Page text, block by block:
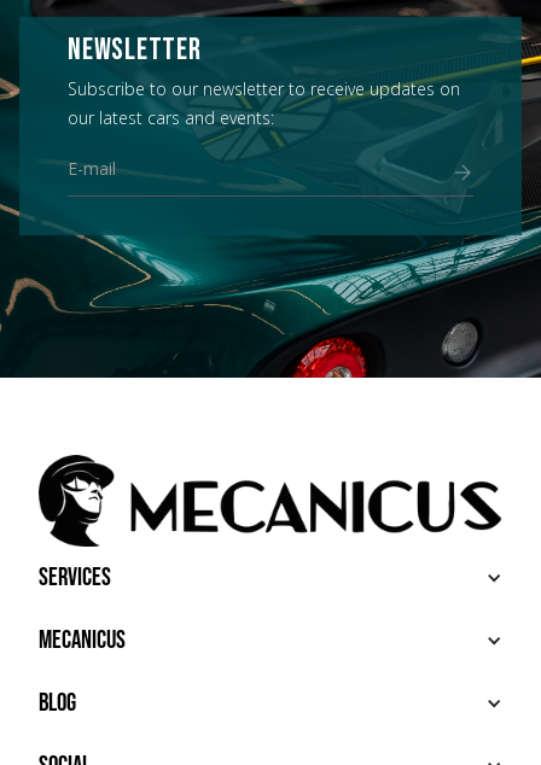
NEWSLETTER
Subscribe to our newsletter to receive updates on
our latest cars and events:
Services
BUY
SELL
ADDITIONAL SERVICES
Mecanicus
ABOUT
HOUSE MECANICUS
Blog
NEWS